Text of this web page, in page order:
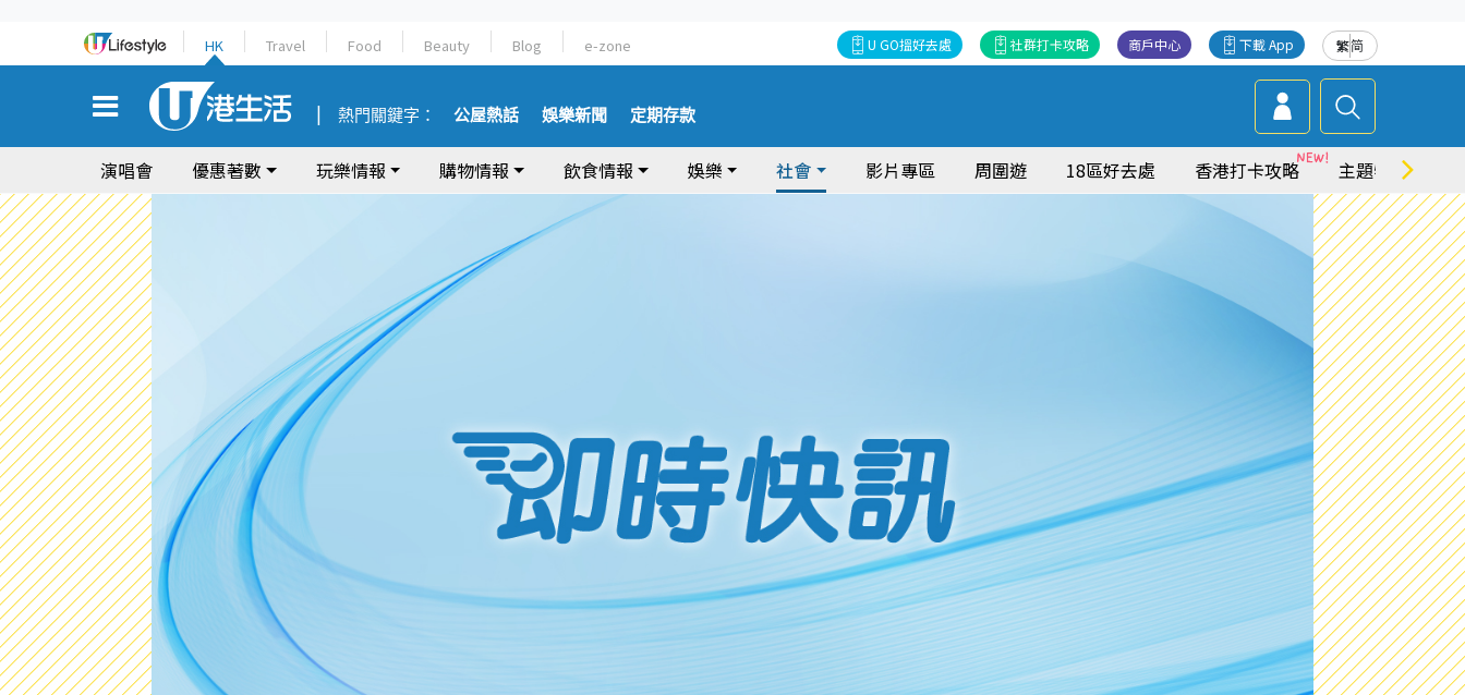
HK Travel Food Beauty Blog e-zone 繁简
下載 App
商戶中心
社群打卡攻略
U GO搵好去處
熱門關鍵字： 公屋熱話 娛樂新聞 定期存款
演唱會 優惠著數 玩樂情報 購物情報 飲食情報 娛樂 社會 影片專區 周圍遊 18區好去處 香港打卡攻略 主題特集